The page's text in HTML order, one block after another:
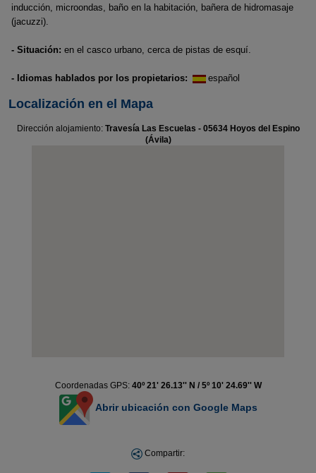
inducción, microondas, baño en la habitación, bañera de hidromasaje
(jacuzzi).
- Situación: en el casco urbano, cerca de pistas de esquí.
- Idiomas hablados por los propietarios: español
Localización en el Mapa
Dirección alojamiento: Travesía Las Escuelas - 05634 Hoyos del Espino
(Ávila)
Coordenadas GPS: 40º 21' 26.13'' N / 5º 10' 24.69'' W
Abrir ubicación con Google Maps
Compartir: